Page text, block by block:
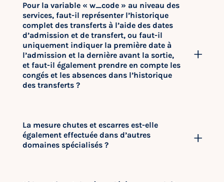
Pour la variable « w_code » au niveau des
services, faut-il représenter l’historique
complet des transferts à l’aide des dates
d’admission et de transfert, ou faut-il
uniquement indiquer la première date à
l’admission et la dernière avant la sortie,
et faut-il également prendre en compte les
congés et les absences dans l’historique
des transferts ?
La mesure chutes et escarres est-elle
également effectuée dans d’autres
domaines spécialisés ?